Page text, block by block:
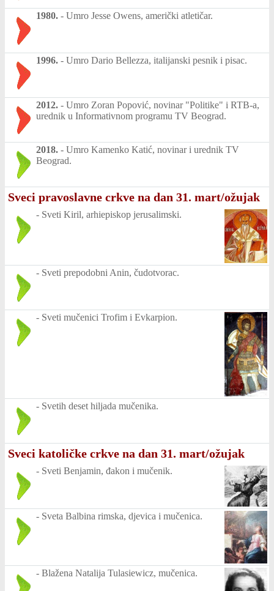
1980. - Umro Jesse Owens, američki atletičar.
1996. - Umro Dario Bellezza, italijanski pesnik i pisac.
2012. - Umro Zoran Popović, novinar "Politike" i RTB-a,
urednik u Informativnom programu TV Beograd.
2018. - Umro Kamenko Katić, novinar i urednik TV
Beograd.
Sveci pravoslavne crkve na dan 31. mart/ožujak
- Sveti Kiril, arhiepiskop jerusalimski.
- Sveti prepodobni Anin, čudotvorac.
- Sveti mučenici Trofim i Evkarpion.
- Svetih deset hiljada mučenika.
Sveci katoličke crkve na dan 31. mart/ožujak
- Sveti Benjamin, đakon i mučenik.
- Sveta Balbina rimska, djevica i mučenica.
- Blažena Natalija Tulasiewicz, mučenica.